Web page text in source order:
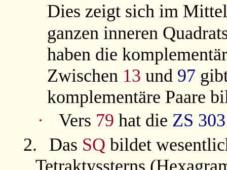
Dies zeigt sich im
ganzen inneren
haben die
Zwischen 13 und 97
komplementäre Paare
·
Vers 79 hat die ZS 303
2.
Das SQ bildet